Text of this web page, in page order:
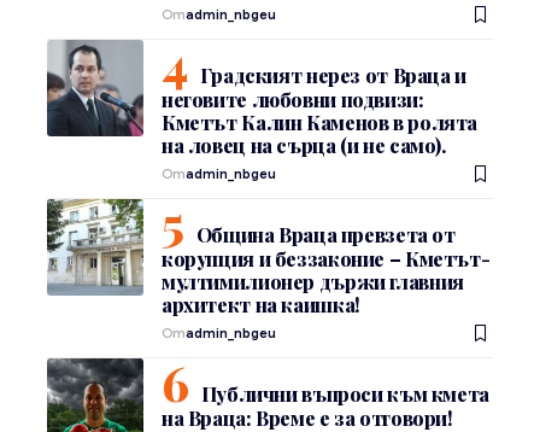
Отadmin_nbgeu
Градският нерез от Враца и
неговите любовни подвизи:
Кметът Калин Каменов в ролята
на ловец на сърца (и не само).
Отadmin_nbgeu
Община Враца превзета от
корупция и беззаконие – Кметът-
мултимилионер държи главния
архитект на каишка!
Отadmin_nbgeu
Публични въпроси към кмета
на Враца: Време е за отговори!